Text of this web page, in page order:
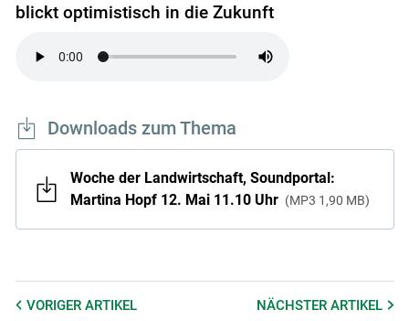
blickt optimistisch in die Zukunft
Downloads zum Thema
Woche der Landwirtschaft, Soundportal:
Martina Hopf 12. Mai 11.10 Uhr
MP3 1,90 MB
VORIGER ARTIKEL NÄCHSTERARTIKEL